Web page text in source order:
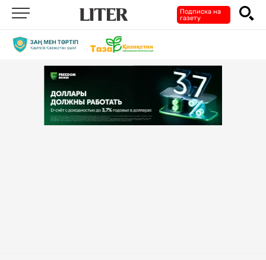
Подписка на
газету